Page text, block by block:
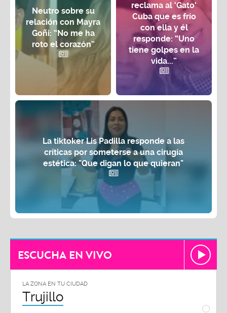
Neutro sobre su
relación con Mayra
Goñi: “No me ha
roto el corazón”
reclama al ‘Gato’
Cuba que es frío
con ella y él
responde: “Uno
tiene golpes en la
vida...”
La tiktoker Lis Padilla responde a las
críticas por someterse a una cirugía
estética: "Que digan lo que quieran"
ESCUCHA EN VIVO
LA ZONA EN TU CIUDAD
Trujillo